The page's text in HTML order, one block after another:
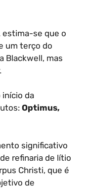
estima-se que o
um terço do
Blackwell, mas
início da
Optimus,
significativo
refinaria de lítio
Christi, que é
de